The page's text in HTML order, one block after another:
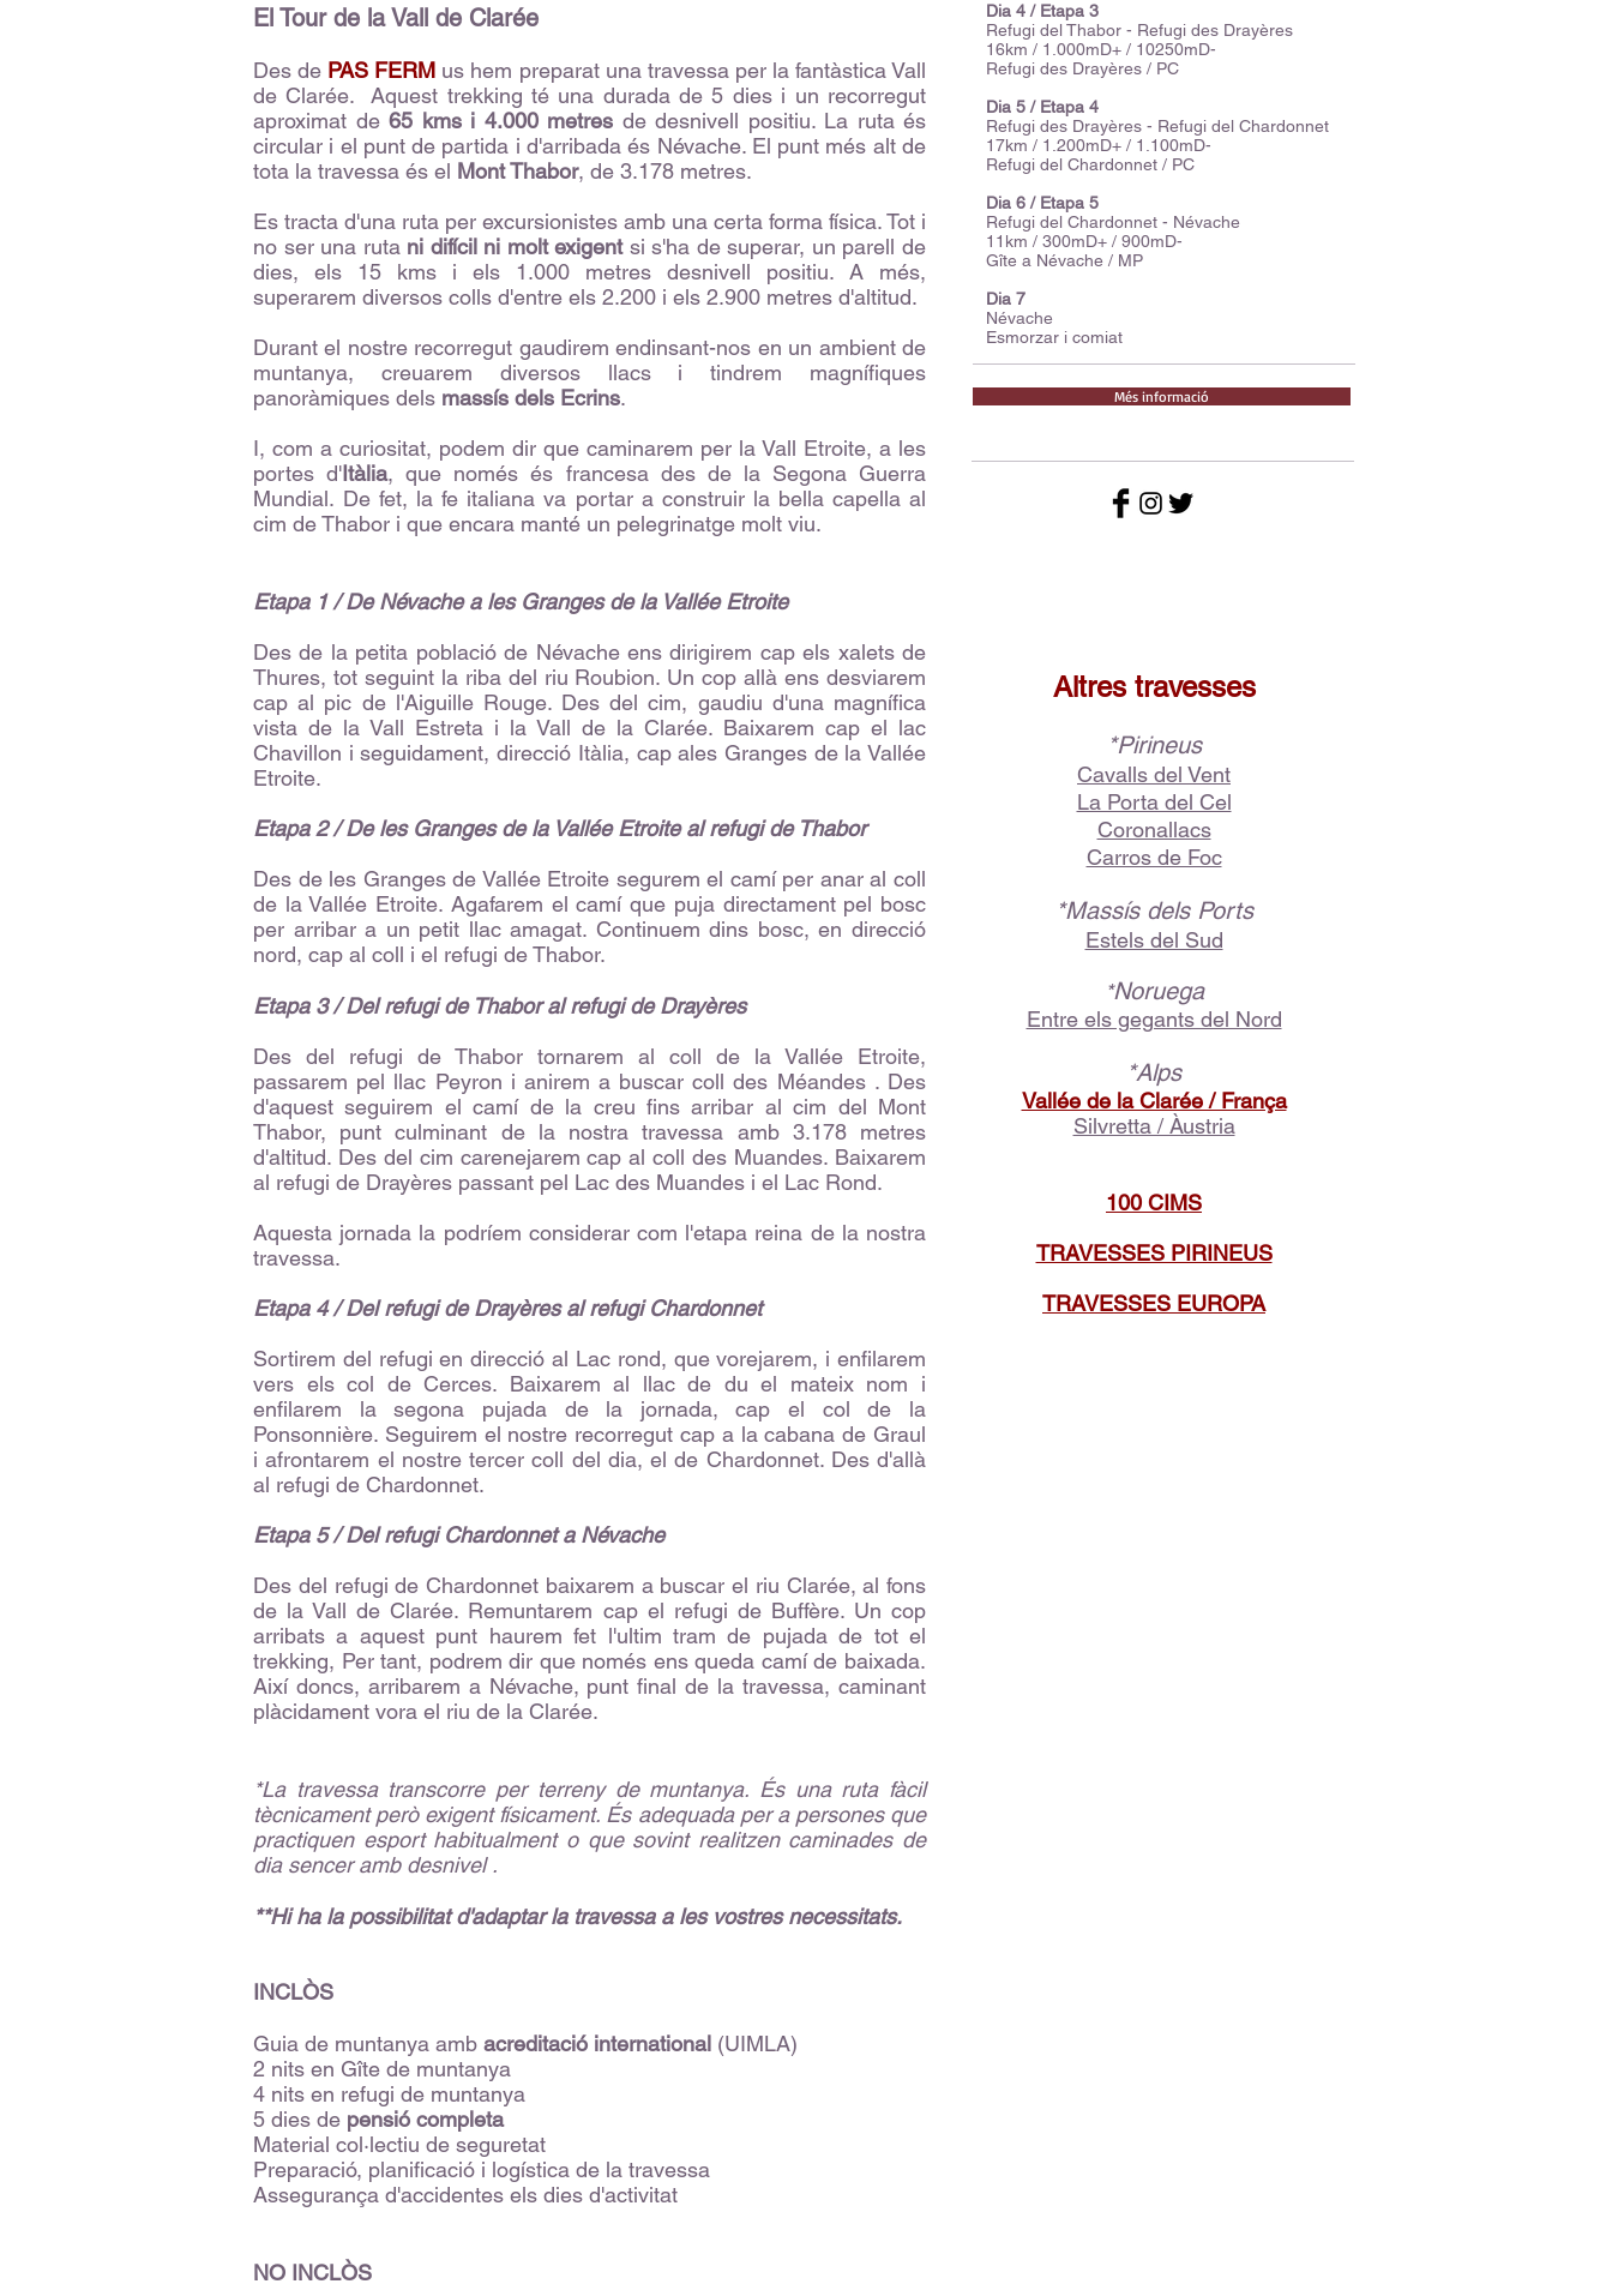
El Tour de la Vall de Clarée
Des de PAS FERM us hem preparat una travessa per la fantàstica Vall
de Clarée. Aquest trekking té una durada de 5 dies i un recorregut
aproximat de 65 kms i 4.000 metres de desnivell positiu. La ruta és
circular i el punt de partida i d'arribada és Névache. El punt més alt de
tota la travessa és el Mont Thabor, de 3.178 metres.
Es tracta d'una ruta per excursionistes amb una certa forma física. Tot i
no ser una ruta ni difícil ni molt exigentsi s'ha de superar, un parell de
dies, els 15 kms i els 1.000 metres desnivell positiu. A més,
superarem diversos colls d'entre els 2.200 i els 2.900 metres d'altitud.
Durant el nostre recorregut gaudirem endinsant-nos en un ambient de
muntanya, creuarem diversos llacs i tindrem magnífiques
panoràmiques dels massís dels Ecrins.
I, com a curiositat, podem dir que caminarem per la Vall Etroite, a les
portes d'Itàlia, que només és francesa des de la Segona Guerra
Mundial. De fet, la fe italiana va portar a construir la bella capella al
cim de Thabor i que encara manté un pelegrinatge molt viu.
Etapa 1 / De Névache a les Granges de la Vallée Etroite
Des de la petita població de Névache ens dirigirem cap els xalets de
Thures, tot seguint la riba del riu Roubion. Un cop allà ens desviarem
cap al pic de l'Aiguille Rouge. Des del cim, gaudiu d'una magnífica
vista de la Vall Estreta i la Vall de la Clarée. Baixarem cap el lac
Chavillon i seguidament, direcció Itàlia, cap ales Granges de la Vallée
Etroite.
Etapa 2 / De les Granges de la Vallée Etroite al refugi de Thabor
Des de les Granges de Vallée Etroite segurem el camí per anar al coll
de la Vallée Etroite. Agafarem el camí que puja directament pel bosc
per arribar a un petit llac amagat. Continuem dins bosc, en direcció
nord, cap al coll i el refugi de Thabor.
Etapa 3 / Del refugi de Thabor al refugi de Drayères
Des del refugi de Thabor tornarem al coll de la Vallée Etroite,
passarem pel llac Peyron i anirem a buscar coll des Méandes . Des
d'aquest seguirem el camí de la creu fins arribar al cim del Mont
Thabor, punt culminant de la nostra travessa amb 3.178 metres
d'altitud. Des del cim carenejarem cap al coll des Muandes. Baixarem
al refugi de Drayères passant pel Lac des Muandes i el Lac Rond.
Aquesta jornada la podríem considerar com l'etapa reina de la nostra
travessa.
Etapa 4 / Del refugi de Drayères al refugi Chardonnet
Sortirem del refugi en direcció al Lac rond, que vorejarem, i enfilarem
vers els col de Cerces. Baixarem al llac de du el mateix nom i
enfilarem la segona pujada de la jornada, cap el col de la
Ponsonnière. Seguirem el nostre recorregut cap a la cabana de Graul
i afrontarem el nostre tercer coll del dia, el de Chardonnet. Des d'allà
al refugi de Chardonnet.
Etapa 5 / Del refugi Chardonnet a Névache
Des del refugi de Chardonnet baixarem a buscar el riu Clarée, al fons
de la Vall de Clarée. Remuntarem cap el refugi de Buffère. Un cop
arribats a aquest punt haurem fet l'ultim tram de pujada de tot el
trekking, Per tant, podrem dir que només ens queda camí de baixada.
Així doncs, arribarem a Névache, punt final de la travessa, caminant
plàcidament vora el riu de la Clarée.
*La travessa transcorre per terreny de muntanya. És una ruta fàcil
tècnicament però exigent físicament. És adequada per a persones que
practiquen esport habitualment o que sovint realitzen caminades de
dia sencer amb desnivel .
**Hi ha la possibilitat d'adaptar la travessa a les vostres necessitats.
INCLÒS
Guia de muntanya amb acreditació international (UIMLA)
2 nits en Gîte de muntanya
4 nits en refugi de muntanya
5 dies de pensió completa
Material col·lectiu de seguretat
Preparació, planificació i logística de la travessa
Assegurança d'accidentes els dies d'activitat
NO INCLÒS
Dia 4 / Etapa 3
Refugi del Thabor - Refugi des Drayères
16km / 1.000mD+ / 10250mD-
Refugi des Drayères / PC
Dia 5 / Etapa 4
Refugi des Drayères - Refugi del Chardonnet
17km / 1.200mD+ / 1.100mD-
Refugi del Chardonnet / PC
Dia 6 / Etapa 5
Refugi del Chardonnet - Névache
11km / 300mD+ / 900mD-
Gîte a Névache / MP
Dia 7
Névache
Esmorzar i comiat
Més informació
Altres travesses
*Pirineus
Cavalls del Vent
La Porta del Cel
Coronallacs
Carros de Foc
*Massís dels Ports
Estels del Sud
*Noruega
Entre els gegants del Nord
*Alps
Vallée de la Clarée / França
Silvretta / Àustria
100 CIMS
TRAVESSES PIRINEUS
TRAVESSES EUROPA